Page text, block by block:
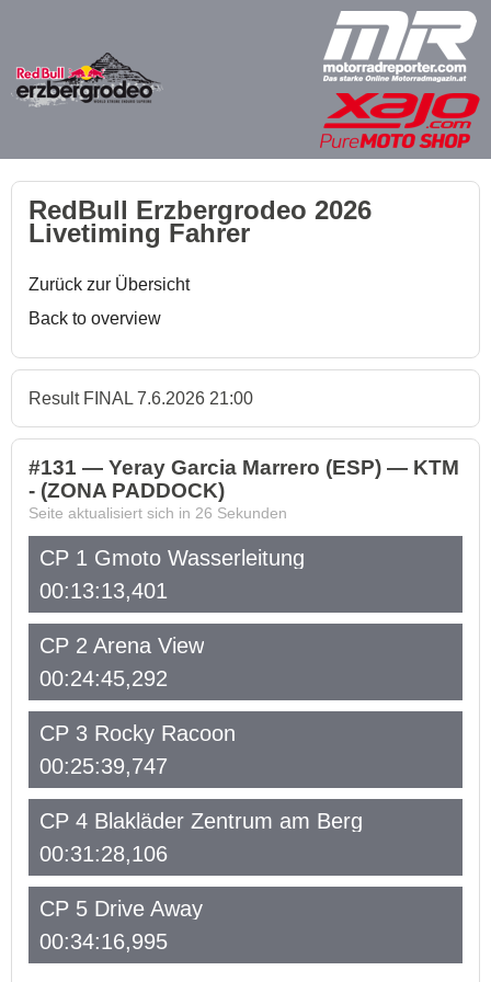
RedBull Erzbergrodeo 2026
Livetiming Fahrer
Zurück zur Übersicht
Back to overview
Result FINAL 7.6.2026 21:00
#131 — Yeray Garcia Marrero (ESP) — KTM
- (ZONA PADDOCK)
Seite aktualisiert sich in 26 Sekunden
CP 1 Gmoto Wasserleitung
00:13:13,401
CP 2 Arena View
00:24:45,292
CP 3 Rocky Racoon
00:25:39,747
CP 4 Blakläder Zentrum am Berg
00:31:28,106
CP 5 Drive Away
00:34:16,995